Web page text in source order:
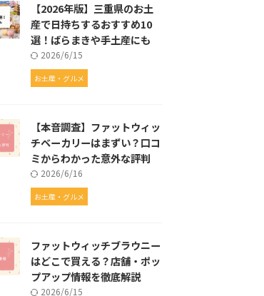
【2026年版】三重県のお土
産で日持ちするおすすめ10
選！ばらまきや手土産にも
2026/6/15
お土産・グルメ
【本音調査】ファットウィッ
チベーカリーはまずい？口コ
ミからわかった意外な評判
2026/6/16
お土産・グルメ
ファットウィッチブラウニー
はどこで買える？店舗・ポッ
プアップ情報を徹底解説
2026/6/15